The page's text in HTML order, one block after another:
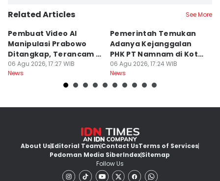
Related Articles See More
Pembuat Video AI
Manipulasi Prabowo
Ditangkap, Terancam 12
Tahun Bui
06 Agu 2026, 17:27 WIB
News
Pemerintah Temukan
Adanya Kejanggalan
PHK PT Namnam di Kota
Cimahi
06 Agu 2026, 17:24 WIB
News
About UsEditorial TeamContact UsTerms of Services
Pedoman Media SiberIndexSitemap
Follow Us